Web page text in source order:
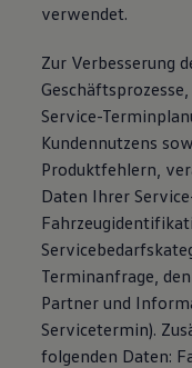
verwendet.
Zur Verbesserung
Service-
Kundennutzens
Produktfehlern,
Daten Ihrer
Terminanfrage,
Partner und
Servicetermin).
folgenden Daten: